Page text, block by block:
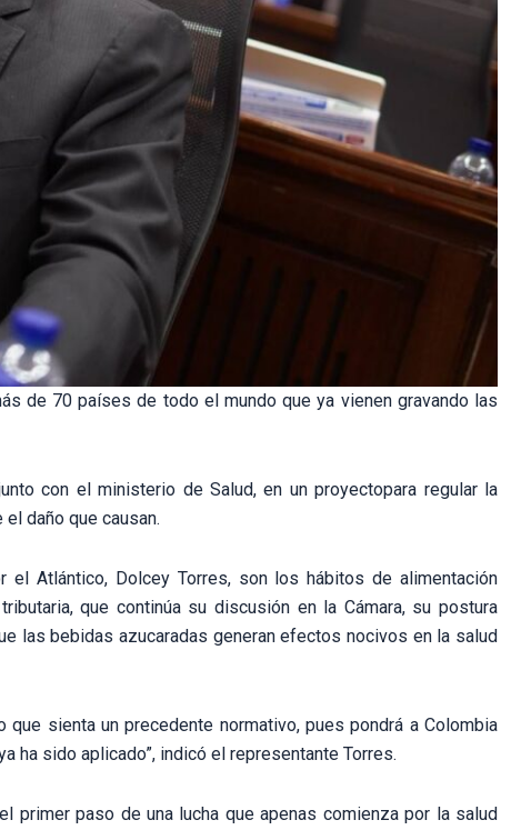
de 70 países de todo el mundo que ya vienen gravando las
con el ministerio de Salud, en un proyectopara regular la
daño que causan.
Atlántico, Dolcey Torres, son los hábitos de alimentación
que continúa su discusión en la Cámara, su postura
las bebidas azucaradas generan efectos nocivos en la salud
sienta un precedente normativo, pues pondrá a Colombia
ha sido aplicado”, indicó el representante Torres.
paso de una lucha que apenas comienza por la salud